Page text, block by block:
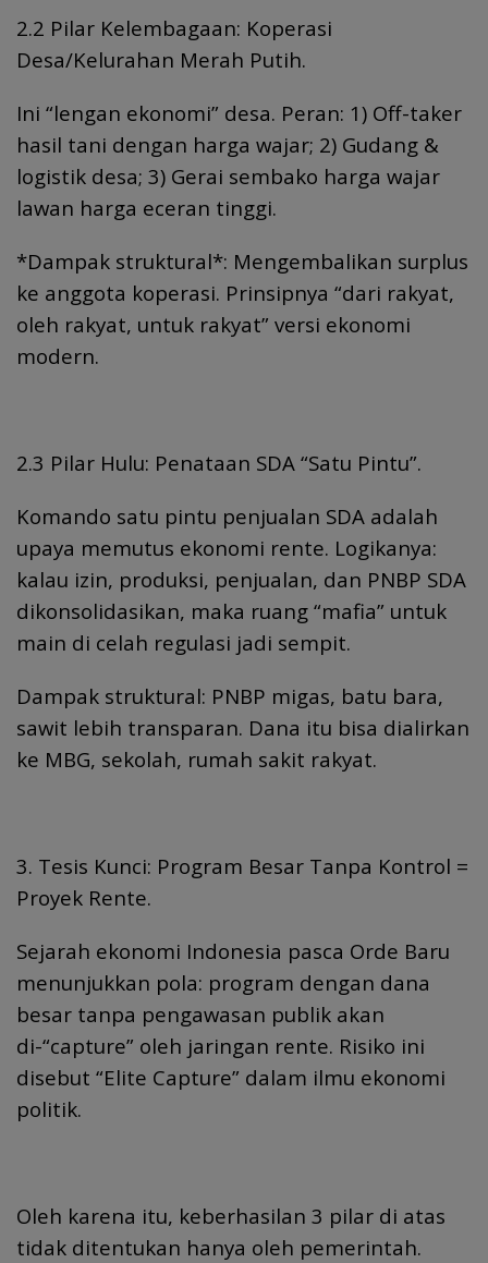
2.2 Pilar Kelembagaan: Koperasi
Desa/Kelurahan Merah Putih.
Ini “lengan ekonomi” desa. Peran: 1) Off-taker
hasil tani dengan harga wajar; 2) Gudang &
logistik desa; 3) Gerai sembako harga wajar
lawan harga eceran tinggi.
*Dampak struktural*: Mengembalikan surplus
ke anggota koperasi. Prinsipnya “dari rakyat,
oleh rakyat, untuk rakyat” versi ekonomi
modern.
2.3 Pilar Hulu: Penataan SDA “Satu Pintu”.
Komando satu pintu penjualan SDA adalah
upaya memutus ekonomi rente. Logikanya:
kalau izin, produksi, penjualan, dan PNBP SDA
dikonsolidasikan, maka ruang “mafia” untuk
main di celah regulasi jadi sempit.
Dampak struktural: PNBP migas, batu bara,
sawit lebih transparan. Dana itu bisa dialirkan
ke MBG, sekolah, rumah sakit rakyat.
3. Tesis Kunci: Program Besar Tanpa Kontrol =
Proyek Rente.
Sejarah ekonomi Indonesia pasca Orde Baru
menunjukkan pola: program dengan dana
besar tanpa pengawasan publik akan
di-“capture” oleh jaringan rente. Risiko ini
disebut “Elite Capture” dalam ilmu ekonomi
politik.
Oleh karena itu, keberhasilan 3 pilar di atas
tidak ditentukan hanya oleh pemerintah.